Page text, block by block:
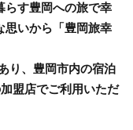
らす豊岡への旅で幸
思いから「豊岡旅幸
り、豊岡市内の宿泊
盟店でご利用いただ